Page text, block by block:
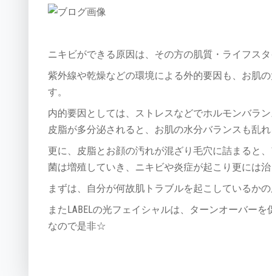
ニキビができる原因は、その方の肌質・ライフス
紫外線や乾燥などの環境による外的要因も、お肌
す。
内的要因としては、ストレスなどでホルモンバラ
皮脂が多分泌されると、お肌の水分バランスも乱
更に、皮脂とお顔の汚れが混ざり毛穴に詰まると
菌は増殖していき、ニキビや炎症が起こり更には治
まずは、自分が何故肌トラブルを起こしているか
またLABELの光フェイシャルは、ターンオーバー
なので是非☆